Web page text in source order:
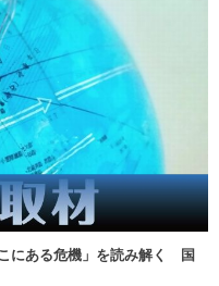
にある危機」を読み解く 国